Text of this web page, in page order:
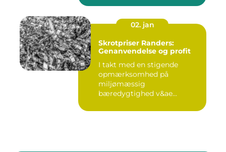
02. jan
Skrotpriser Randers:
Genanvendelse og profit
I takt med en stigende
opmærksomhed på
miljømæssig
bæredygtighed v&ae...